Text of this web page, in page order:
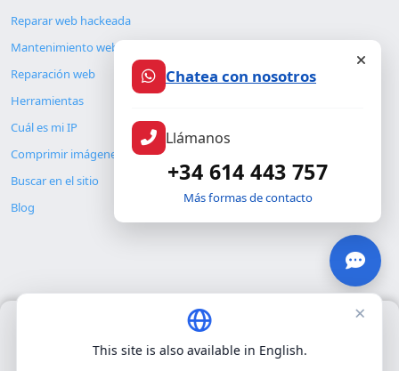
Reparar web hackeada
Mantenimiento web
Reparación web
Herramientas
Cuál es mi IP
Comprimir imágenes
Buscar en el sitio
Blog
© Copyright 2026. ALMC SECURITY S.L.U.
Usamos únicamente cookies propias para el funcionamiento
Chatea con nosotros
Llámanos
+34 614 443 757
Más formas de contacto
×
This site is also available in English.